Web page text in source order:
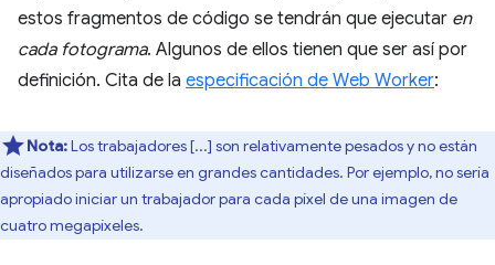
estos fragmentos de código se tendrán que ejecutar en
cada fotograma. Algunos de ellos tienen que ser así por
definición. Cita de la especificación de Web Worker:
Nota:Los trabajadores [...] son relativamente pesados y no están
diseñados para utilizarse en grandes cantidades. Por ejemplo, no sería
apropiado iniciar un trabajador para cada píxel de una imagen de
cuatro megapíxeles.